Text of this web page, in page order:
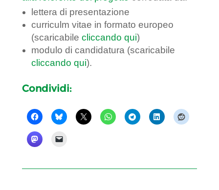
lettera di presentazione
curriculm vitae in formato europeo
(scaricabile cliccando qui)
modulo di candidatura (scaricabile
cliccando qui).
Condividi: